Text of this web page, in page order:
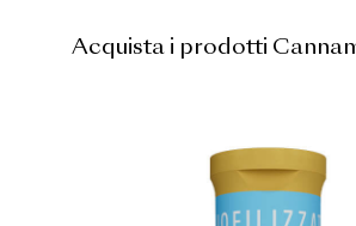
Acquista i prodotti